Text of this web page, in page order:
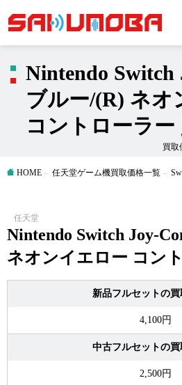
買取
Nintendo Switch
ブルー/(R) ネオ
コントローラー
HOME 任天堂ゲーム機買取価格一覧
任天堂
Nintendo Switch Joy-
ネオンイエロー コン
新品フルセットの
4,100円
中古フルセットの
2,500円